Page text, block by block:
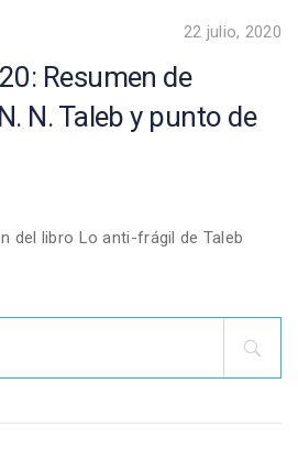
22 julio, 2020
Resumen de
N. Taleb y punto de
del libro Lo anti-frágil de Taleb